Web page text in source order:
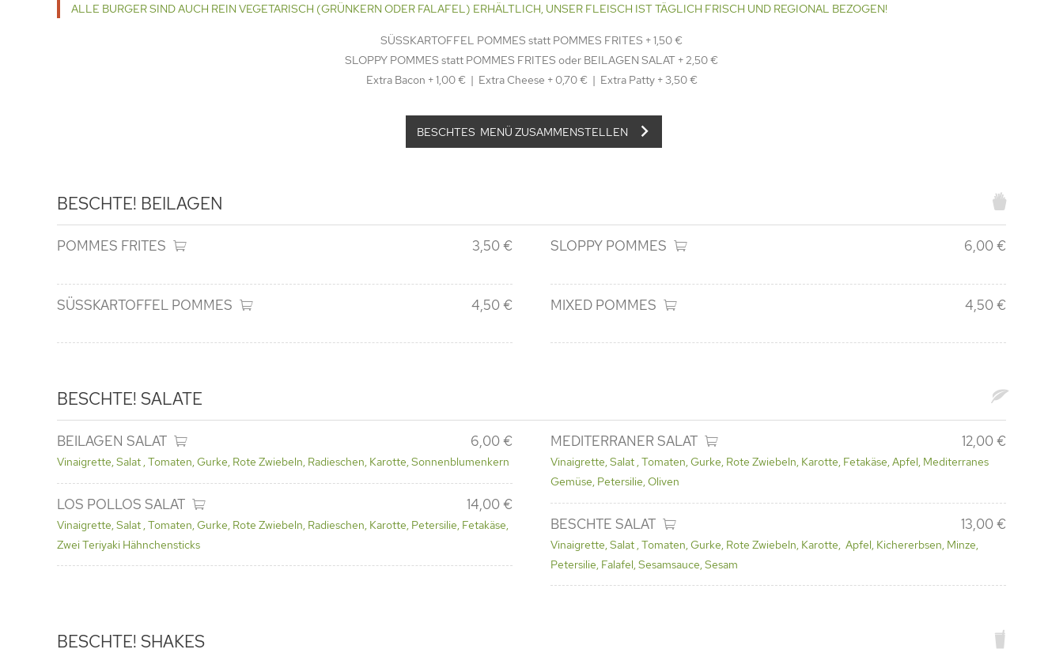
ALLE BURGER SIND AUCH REIN VEGETARISCH (GRÜNKERN ODER FALAFEL) ERHÄLTLICH, UNSER FLEISCH IST TÄGLICH FRISCH UND REGIONAL BEZOGEN!
SÜSSKARTOFFEL POMMES statt POMMES FRITES + 1,50 €
SLOPPY POMMES statt POMMES FRITES oder BEILAGEN SALAT + 2,50 €
Extra Bacon + 1,00 € | Extra Cheese + 0,70 € | Extra Patty + 3,50 €
BESCHTES MENÜ ZUSAMMENSTELLEN
BESCHTE! BEILAGEN
POMMES FRITES 3,50 €
SÜSSKARTOFFEL POMMES 4,50 €
SLOPPY POMMES 6,00 €
MIXED POMMES 4,50 €
BESCHTE! SALATE
BEILAGEN SALAT 6,00 €
Vinaigrette, Salat , Tomaten, Gurke, Rote Zwiebeln, Radieschen, Karotte, Sonnenblumenkern
LOS POLLOS SALAT 14,00 €
Vinaigrette, Salat , Tomaten, Gurke, Rote Zwiebeln, Radieschen, Karotte, Petersilie, Fetakäse,
Zwei Teriyaki Hähnchensticks
MEDITERRANER SALAT 12,00 €
Vinaigrette, Salat , Tomaten, Gurke, Rote Zwiebeln, Karotte, Fetakäse, Apfel, Mediterranes
Gemüse, Petersilie, Oliven
BESCHTE SALAT 13,00 €
Vinaigrette, Salat , Tomaten, Gurke, Rote Zwiebeln, Karotte, Apfel, Kichererbsen, Minze,
Petersilie, Falafel, Sesamsauce, Sesam
BESCHTE! SHAKES